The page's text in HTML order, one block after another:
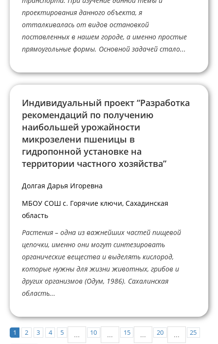
проектирования данного объекта, я
отталкивалась от видов остановкой
поставленных в нашем городе, а именно простые
прямоугольные формы. Основной задачей стало...
Индивидуальный проект “Разработка
рекомендаций по получению
наибольшей урожайности
микрозелени пшеницы в
гидропонной установке на
территории частного хозяйства”
Долгая Дарья Игоревна
МБОУ СОШ с. Горячие ключи, Сахадинская
область
Растения – одна из важнейших частей пищевой
цепочки, именно они могут синтезировать
органические вещества и выделять кислород,
которые нужны для жизни животных, грибов и
других организмов (Одум, 1986). Сахалинская
область...
1 2 3 4 5 ... 10 ... 15 ... 20 ...
25